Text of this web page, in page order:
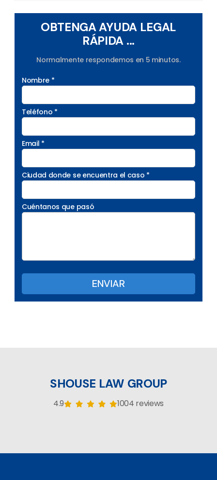
OBTENGA AYUDA LEGAL
RÁPIDA ...
Normalmente respondemos en 5 minutos.
Nombre *
Teléfono *
Email *
Ciudad donde se encuentra el caso *
Cuéntanos que pasó
SHOUSE LAW GROUP
4.9 1004 reviews